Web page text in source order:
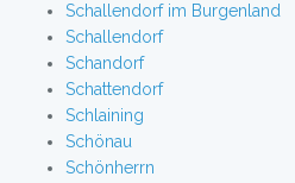
Schallendorf im Burgenland
Schallendorf
Schandorf
Schattendorf
Schlaining
Schönau
Schönherrn